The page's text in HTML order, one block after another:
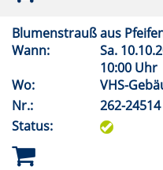
Blumenstrauß aus
Wann:
Sa.
10:00 Uhr
Wo:
VHS-
Nr.:
262-24514
Status: